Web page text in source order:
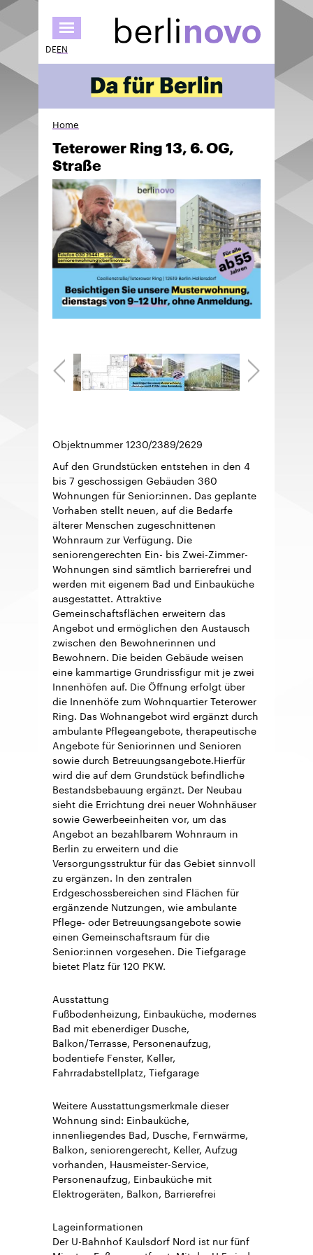
to
main
DEEN
Home
Teterower Ring 13, 6. OG,
Straße
Objektnummer1230/2389/2629
Auf den Grundstücken entstehen in den 4
bis 7 geschossigen Gebäuden 360
Wohnungen für Senior:innen. Das geplante
Vorhaben stellt neuen, auf die Bedarfe
älterer Menschen zugeschnittenen
Wohnraum zur Verfügung. Die
seniorengerechten Ein- bis Zwei-Zimmer-
Wohnungen sind sämtlich barrierefrei und
werden mit eigenem Bad und Einbauküche
ausgestattet. Attraktive
Gemeinschaftsflächen erweitern das
Angebot und ermöglichen den Austausch
zwischen den Bewohnerinnen und
Bewohnern. Die beiden Gebäude weisen
eine kammartige Grundrissfigur mit je zwei
Innenhöfen auf. Die Öffnung erfolgt über
die Innenhöfe zum Wohnquartier Teterower
Ring. Das Wohnangebot wird ergänzt durch
ambulante Pflegeangebote, therapeutische
Angebote für Seniorinnen und Senioren
sowie durch Betreuungsangebote.Hierfür
wird die auf dem Grundstück befindliche
Bestandsbebauung ergänzt. Der Neubau
sieht die Errichtung drei neuer Wohnhäuser
sowie Gewerbeeinheiten vor, um das
Angebot an bezahlbarem Wohnraum in
Berlin zu erweitern und die
Versorgungsstruktur für das Gebiet sinnvoll
zu ergänzen. In den zentralen
Erdgeschossbereichen sind Flächen für
ergänzende Nutzungen, wie ambulante
Pflege- oder Betreuungsangebote sowie
einen Gemeinschaftsraum für die
Senior:innen vorgesehen. Die Tiefgarage
bietet Platz für 120 PKW.
Ausstattung
Fußbodenheizung, Einbauküche, modernes
Bad mit ebenerdiger Dusche,
Balkon/Terrasse, Personenaufzug,
bodentiefe Fenster, Keller,
Fahrradabstellplatz, Tiefgarage
Weitere Ausstattungsmerkmale dieser
Wohnung sind: Einbauküche,
innenliegendes Bad, Dusche, Fernwärme,
Balkon, seniorengerecht, Keller, Aufzug
vorhanden, Hausmeister-Service,
Personenaufzug, Einbauküche mit
Elektrogeräten, Balkon, Barrierefrei
Lageinformationen
Der U-Bahnhof Kaulsdorf Nord ist nur fünf